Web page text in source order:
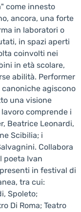
come innesto
ancora, una forte
in laboratori o
in spazi aperti
coinvolti nei
in età scolare,
abilità. Performer
agiscono
una visione
comprende i
Beatrice Leonardi,
Scibilia; i
Collabora
poeta Ivan
in festival di
tra cui:
Spoleto;
Di Roma; Teatro